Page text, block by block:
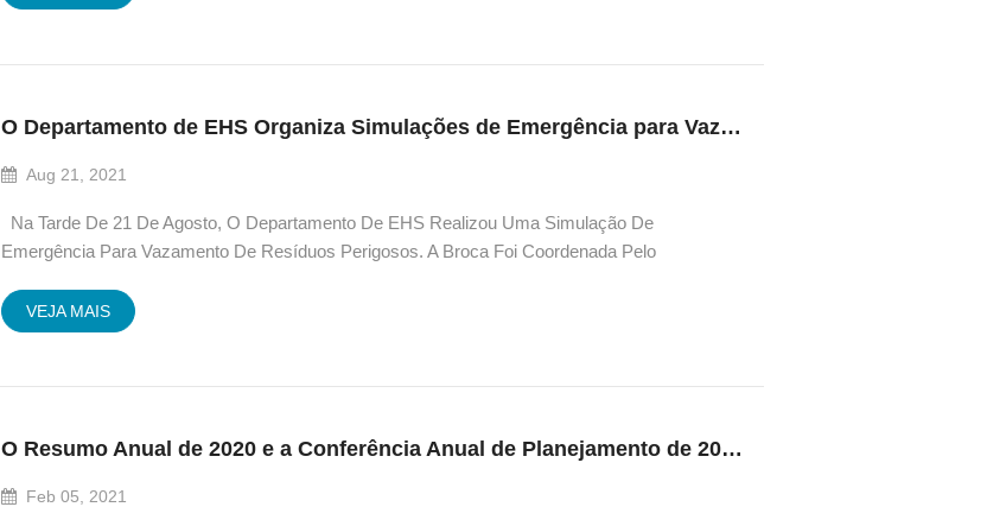
O Departamento de EHS Organiza Simulações de Emergência para Vazamento de Resíduos Perigosos
Aug 21, 2021
Na Tarde De 21 De Agosto, O Departamento De EHS Realizou Uma Simulação De
Emergência Para Vazamento De Resíduos Perigosos. A Broca Foi Coordenada Pelo
&eac...
VEJA MAIS
O Resumo Anual de 2020 e a Conferência Anual de Planejamento de 2021 foram realizados com sucesso
Feb 05, 2021